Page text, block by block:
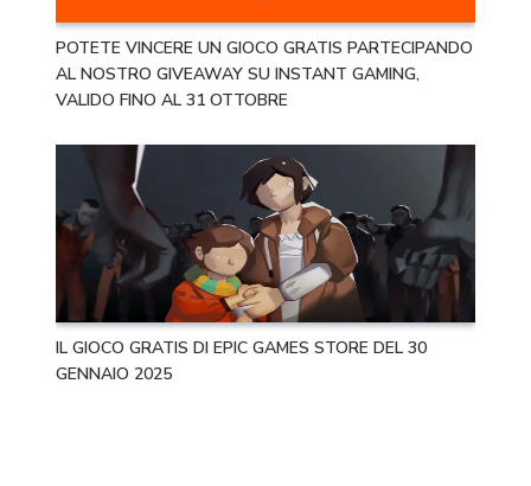
POTETE VINCERE UN GIOCO GRATIS PARTECIPANDO
AL NOSTRO GIVEAWAY SU INSTANT GAMING,
VALIDO FINO AL 31 OTTOBRE
IL GIOCO GRATIS DI EPIC GAMES STORE DEL 30
GENNAIO 2025